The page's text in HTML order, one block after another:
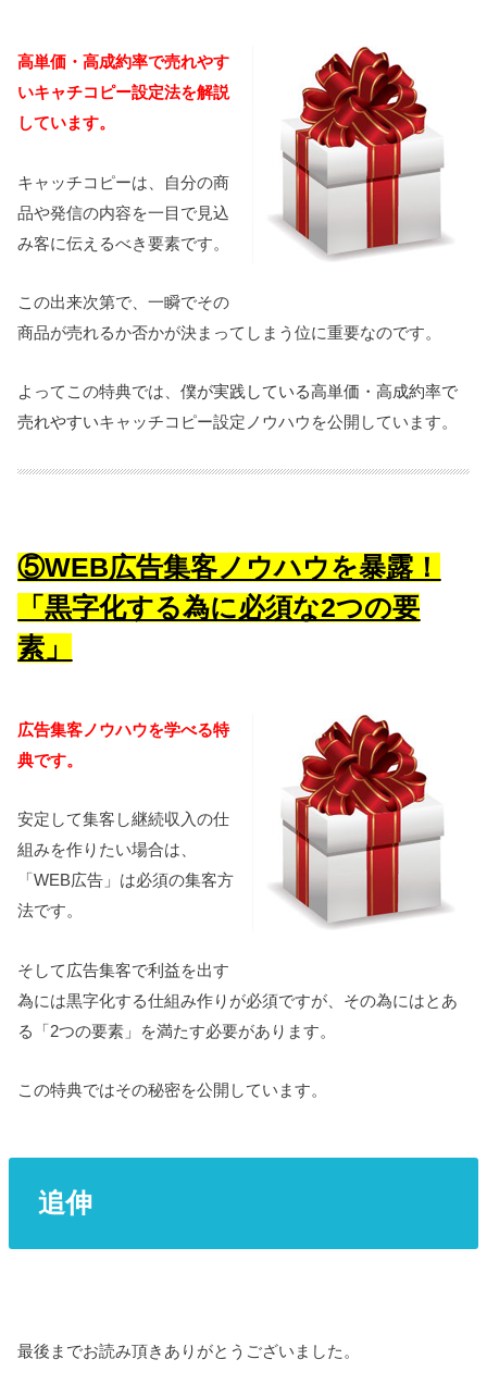
高単価・高成約率で売れやす
いキャチコピー設定法を解説
しています。
キャッチコピーは、自分の商
品や発信の内容を一目で見込
み客に伝えるべき要素です。
この出来次第で、一瞬でその
商品が売れるか否かが決まってしまう位に重要なのです。
よってこの特典では、僕が実践している高単価・高成約率で
売れやすいキャッチコピー設定ノウハウを公開しています。
⑤WEB広告集客ノウハウを暴露！
「黒字化する為に必須な2つの要
素」
広告集客ノウハウを学べる特
典です。
安定して集客し継続収入の仕
組みを作りたい場合は、
「WEB広告」は必須の集客方
法です。
そして広告集客で利益を出す
為には黒字化する仕組み作りが必須ですが、その為にはとあ
る「2つの要素」を満たす必要があります。
この特典ではその秘密を公開しています。
追伸
最後までお読み頂きありがとうございました。